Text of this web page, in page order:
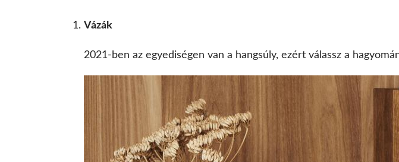
Vázák
2021-ben az egyediségen van a hangsúly, ezért válassz a